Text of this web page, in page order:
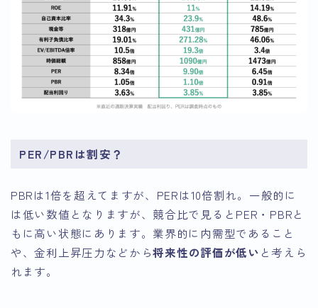
PER/PBRは割安？
PBRは1倍を超えてますが、PERは10倍割れ。一般的に
は低い数値となりますが、競合比で見るとPER・PBRと
もに高い状態にあります。業界的に内需型であること
や、金利上昇圧力などから将来性の評価が低い と考えら
れます。